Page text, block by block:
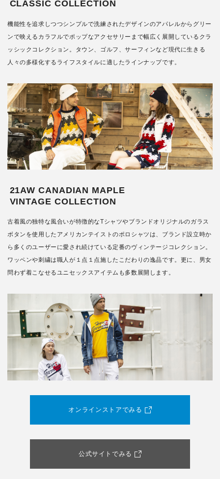
CLASSIC COLLECTION
機能性を追求しつつシンプルで洗練されたデザインのアパレルからグリー
ンで映えるカラフルでポップなアクセサリーまで幅広く展開しているクラ
ッシックコレクション。タウン、ゴルフ、サーフィンなど現代に生きる
人々の多様化するライフスタイルに適したラインナップです。
21AW CANADIAN MAPLE
VINTAGE COLLECTION
古着風の独特な風合いが特徴的なTシャツやブランドオリジナルのガラス
ボタンを使用したアメリカンテイストのポロシャツは、ブランド設立時か
ら多くのユーザーに愛され続けている定番のヴィンテージコレクション。
ワッペンや刺繍は職人が１点１点施したこだわりの逸品です。更に、男女
問わず着こなせるユニセックスアイテムも多数展開します。
オンラインストアでみる
公式サイトでみる